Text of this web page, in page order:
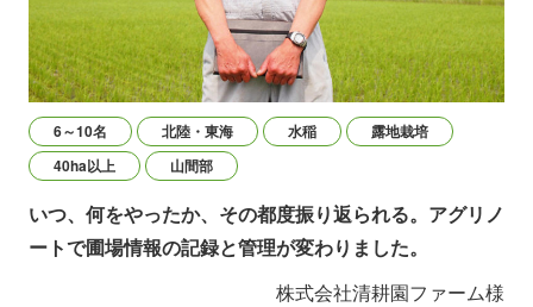
いつ、何をやったか、その都度振り返られる。アグリノ
ートで圃場情報の記録と管理が変わりました。
株式会社清耕園ファーム様
6～10名 北陸・東海 水稲
露地栽培
40ha以上
山間部